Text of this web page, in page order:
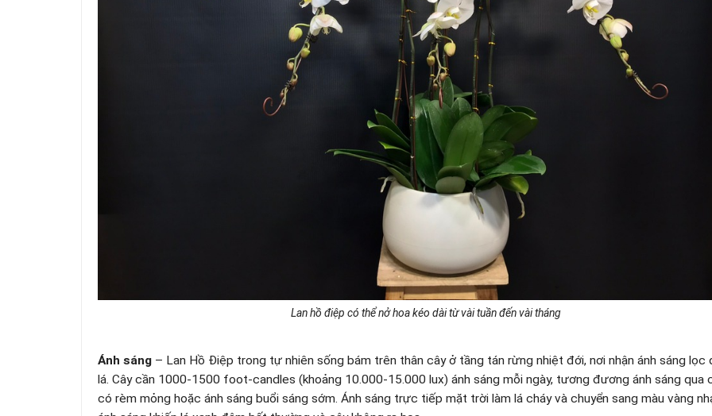
Lan hồ điệp có thể nở hoa kéo dài từ vài tuần đến vài tháng
Ánh sáng – Lan Hồ Điệp trong tự nhiên sống bám trên thân cây ở tầng tán rừng nhiệt đới, nơi nhận ánh sáng lọc
lá. Cây cần 1000-1500 foot-candles (khoảng 10.000-15.000 lux) ánh sáng mỗi ngày, tương đương ánh sáng qua
có rèm mỏng hoặc ánh sáng buổi sáng sớm. Ánh sáng trực tiếp mặt trời làm lá cháy và chuyển sang màu vàng